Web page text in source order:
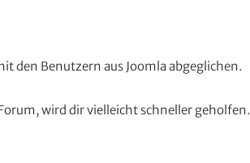
den Benutzern aus Joomla abgeglichen.
wird dir vielleicht schneller geholfen.